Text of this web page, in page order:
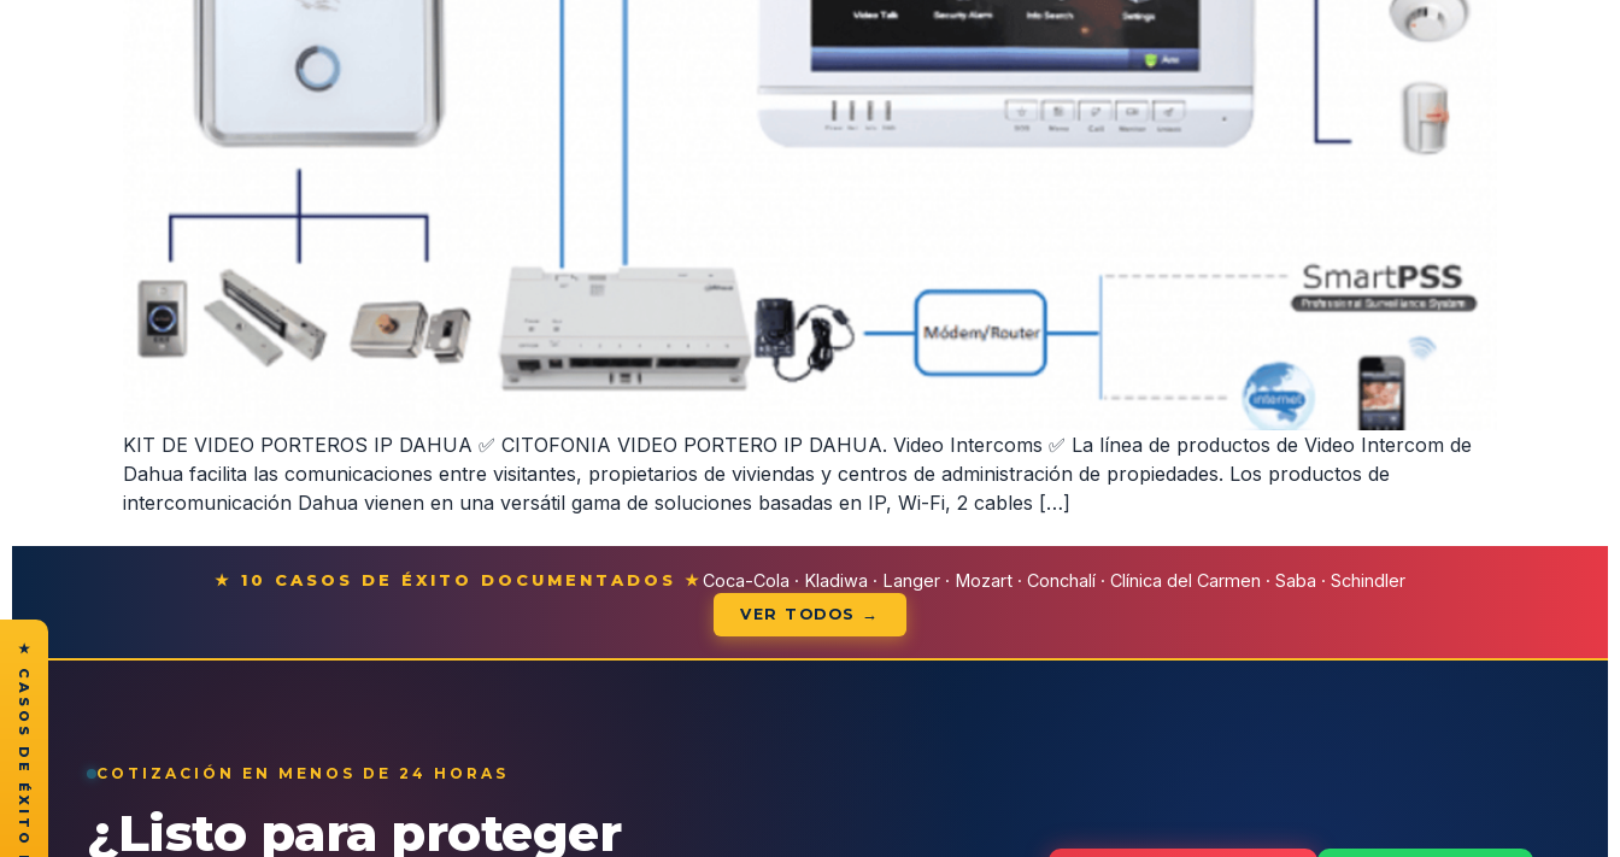
KIT DE VIDEO PORTEROS IP DAHUA ✅ CITOFONIA VIDEO PORTERO IP DAHUA. Video Intercoms ✅ La línea de productos de Video Intercom de
Dahua facilita las comunicaciones entre visitantes, propietarios de viviendas y centros de administración de propiedades. Los productos de
intercomunicación Dahua vienen en una versátil gama de soluciones basadas en IP, Wi-Fi, 2 cables […]
★ 10 CASOS DE ÉXITO DOCUMENTADOS ★Coca-Cola · Kladiwa · Langer · Mozart · Conchalí · Clínica del Carmen · Saba · Schindler
VER TODOS →
COTIZACIÓN EN MENOS DE 24 HORAS
¿Listo para proteger